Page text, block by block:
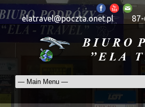
elatravel@poczta.onet.pl